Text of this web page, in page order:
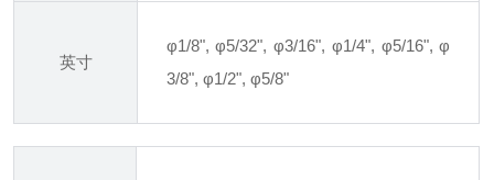
英寸
φ1/8", φ5/32", φ3/16", φ1/4", φ5/16", φ
3/8", φ1/2", φ5/8"